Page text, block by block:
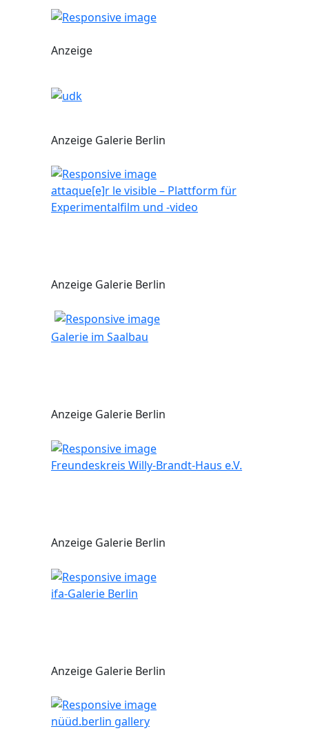
Anzeige
Anzeige Galerie Berlin
attaque[e]r le visible – Plattform für
Experimentalfilm und -video
Anzeige Galerie Berlin
Galerie im Saalbau
Anzeige Galerie Berlin
Freundeskreis Willy-Brandt-Haus e.V.
Anzeige Galerie Berlin
ifa-Galerie Berlin
Anzeige Galerie Berlin
nüüd.berlin gallery